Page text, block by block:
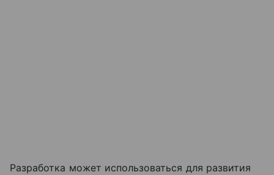
Разработка может использоваться для развития